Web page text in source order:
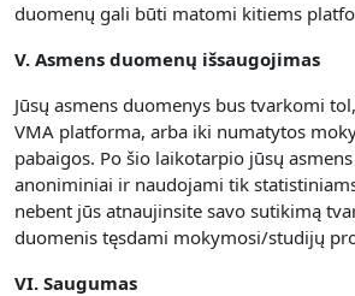
duomenų gali būti matomi kitiems
V. Asmens duomenų išsaugojimas
Jūsų asmens duomenys bus tvarkomi
VMA platforma, arba iki numatytos
pabaigos. Po šio laikotarpio jūsų
anoniminiai ir naudojami tik
nebent jūs atnaujinsite savo sutikimą
duomenis tęsdami mokymosi/studijų
VI. Saugumas